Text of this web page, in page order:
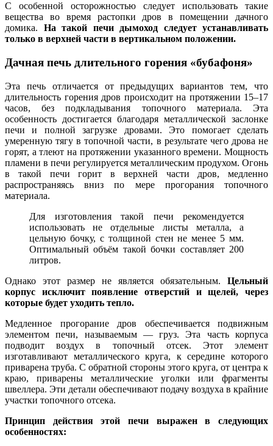
С особенной осторожностью следует использовать такие
вещества во время растопки дров в помещении дачного
домика. На такой печи дымоход следует устанавливать
только в верхней части в вертикальном положении.
Дачная печь длительного горения «бубафоня»
Эта печь отличается от предыдущих вариантов тем, что
длительность горения дров происходит на протяжении 15–17
часов, без подкладывания топочного материала. Эта
особенность достигается благодаря металлической заслонке
печи и полной загрузке дровами. Это помогает сделать
умеренную тягу в топочной части, в результате чего дрова не
горят, а тлеют на протяжении указанного времени. Мощность
пламени в печи регулируется металлическим продухом. Огонь
в такой печи горит в верхней части дров, медленно
распространяясь вниз по мере прогорания топочного
материала.
Для изготовления такой печи рекомендуется
использовать не отдельные листы металла, а
цельную бочку, с толщиной стен не менее 5 мм.
Оптимальный объём такой бочки составляет 200
литров.
Однако этот размер не является обязательным. Цельный
корпус исключит появление отверстий и щелей, через
которые будет уходить тепло.
Медленное прогорание дров обеспечивается подвижным
элементом печи, называемым — груз. Эта часть корпуса
подводит воздух в топочный отсек. Этот элемент
изготавливают металлического круга, к середине которого
приварена труба. С обратной стороны этого круга, от центра к
краю, приварены металлические уголки или фрагменты
швеллера. Эти детали обеспечивают подачу воздуха в крайние
участки топочного отсека.
Принцип действия этой печи выражен в следующих
особенностях: